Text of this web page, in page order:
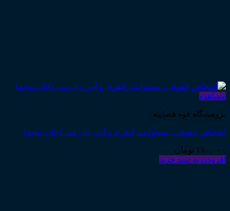
مشاهده
پژوهشگاه قوه قضاییه
اشخاص حقوقی: مسئولیت کیفری و آیین دادرسی (چاپ پنجم)
۱۱۰,۰۰۰ تومان
افزودن به سبد خرید